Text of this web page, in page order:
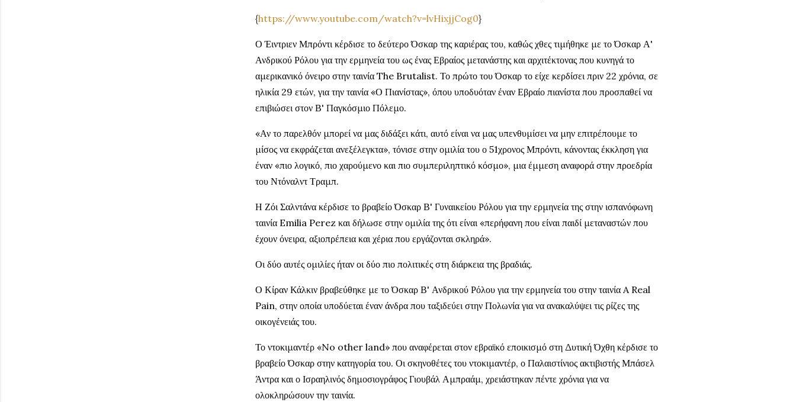
{https://www.youtube.com/watch?v=lvHixjjCog0}
Ο Έιντριεν Μπρόντι κέρδισε το δεύτερο Όσκαρ της καριέρας του, καθώς χθες τιμήθηκε με το Όσκαρ Α'
Ανδρικού Ρόλου για την ερμηνεία του ως ένας Εβραίος μετανάστης και αρχιτέκτονας που κυνηγά το
αμερικανικό όνειρο στην ταινία The Brutalist. Το πρώτο του Όσκαρ το είχε κερδίσει πριν 22 χρόνια, σε
ηλικία 29 ετών, για την ταινία «Ο Πιανίστας», όπου υποδυόταν έναν Εβραίο πιανίστα που προσπαθεί να
επιβιώσει στον Β' Παγκόσμιο Πόλεμο.
«Αν το παρελθόν μπορεί να μας διδάξει κάτι, αυτό είναι να μας υπενθυμίσει να μην επιτρέπουμε το
μίσος να εκφράζεται ανεξέλεγκτα», τόνισε στην ομιλία του ο 51χρονος Μπρόντι, κάνοντας έκκληση για
έναν «πιο λογικό, πιο χαρούμενο και πιο συμπεριληπτικό κόσμο», μια έμμεση αναφορά στην προεδρία
του Ντόναλντ Τραμπ.
Η Ζόι Σαλντάνα κέρδισε το βραβείο Όσκαρ Β' Γυναικείου Ρόλου για την ερμηνεία της στην ισπανόφωνη
ταινία Emilia Perez και δήλωσε στην ομιλία της ότι είναι «περήφανη που είναι παιδί μεταναστών που
έχουν όνειρα, αξιοπρέπεια και χέρια που εργάζονται σκληρά».
Οι δύο αυτές ομιλίες ήταν οι δύο πιο πολιτικές στη διάρκεια της βραδιάς.
Ο Κίραν Κάλκιν βραβεύθηκε με το Όσκαρ Β' Ανδρικού Ρόλου για την ερμηνεία του στην ταινία A Real
Pain, στην οποία υποδύεται έναν άνδρα που ταξιδεύει στην Πολωνία για να ανακαλύψει τις ρίζες της
οικογένειάς του.
Το ντοκιμαντέρ «No other land» που αναφέρεται στον εβραϊκό εποικισμό στη Δυτική Όχθη κέρδισε το
βραβείο Όσκαρ στην κατηγορία του. Οι σκηνοθέτες του ντοκιμαντέρ, ο Παλαιστίνιος ακτιβιστής Μπάσελ
Άντρα και ο Ισραηλινός δημοσιογράφος Γιουβάλ Αμπραάμ, χρειάστηκαν πέντε χρόνια για να
ολοκληρώσουν την ταινία.